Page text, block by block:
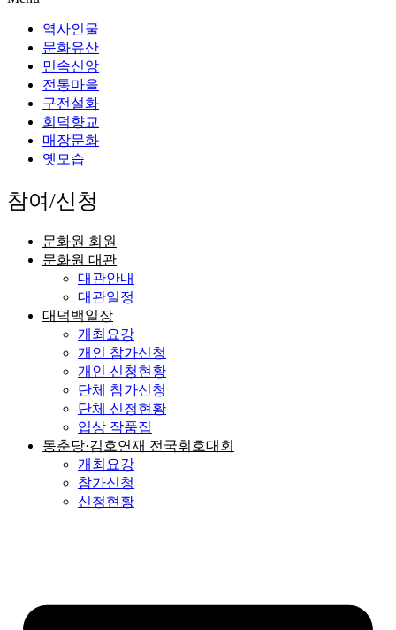
역사인물
문화유산
민속신앙
전통마을
구전설화
회덕향교
매장문화
옛모습
참여/신청
문화원 회원
문화원 대관
대관안내
대관일정
대덕백일장
개최요강
개인 참가신청
개인 신청현황
단체 참가신청
단체 신청현황
입상 작품집
동춘당·김호연재 전국휘호대회
개최요강
참가신청
신청현황